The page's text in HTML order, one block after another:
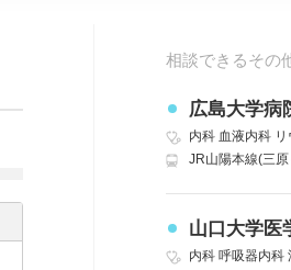
相談できるその
広島大学病
内科 血液内科 リ
山口大学医
内科 呼吸器内科